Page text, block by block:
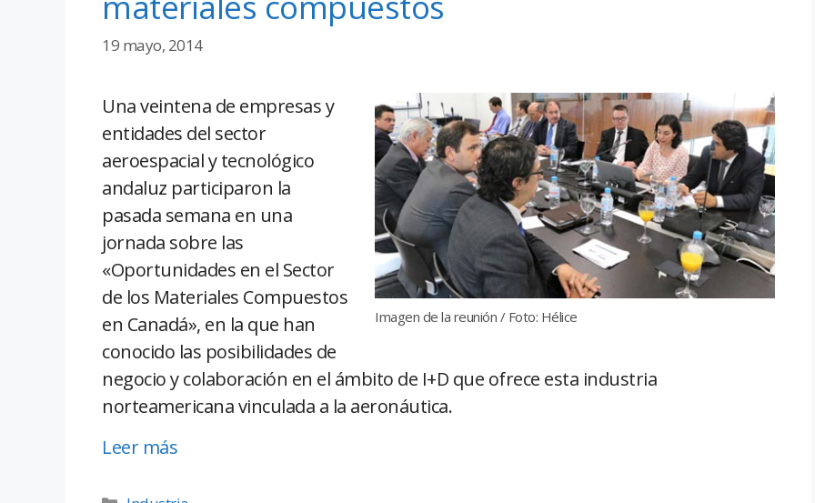
19 mayo, 2014
Imagen de la reunión / Foto: Hélice
Una veintena de empresas y
entidades del sector
aeroespacial y tecnológico
andaluz participaron la
pasada semana en una
jornada sobre las
«Oportunidades en el Sector
de los Materiales Compuestos
en Canadá», en la que han
conocido las posibilidades de
negocio y colaboración en el ámbito de I+D que ofrece esta industria
norteamericana vinculada a la aeronáutica.
Leer más